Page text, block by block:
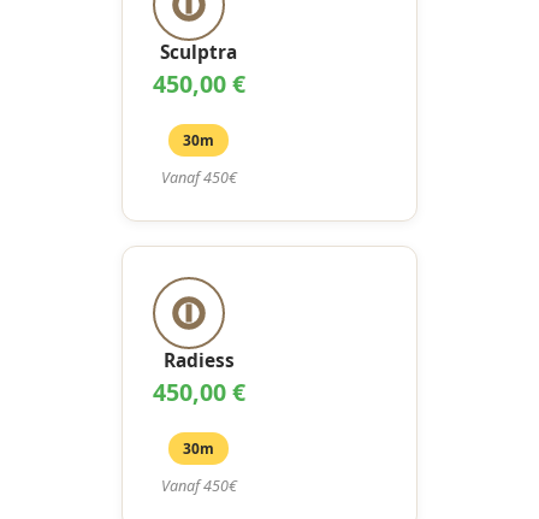
Sculptra
450,00 €
30m
Vanaf 450€
Radiess
450,00 €
30m
Vanaf 450€